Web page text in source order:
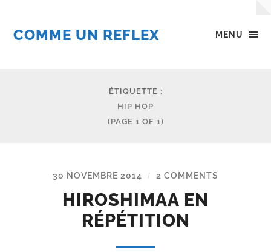
MENU
COMME UN REFLEX
ÉTIQUETTE :
HIP HOP
(PAGE 1 OF 1)
30 NOVEMBRE 2014 / 2 COMMENTS
HIROSHIMAA EN
RÉPÉTITION